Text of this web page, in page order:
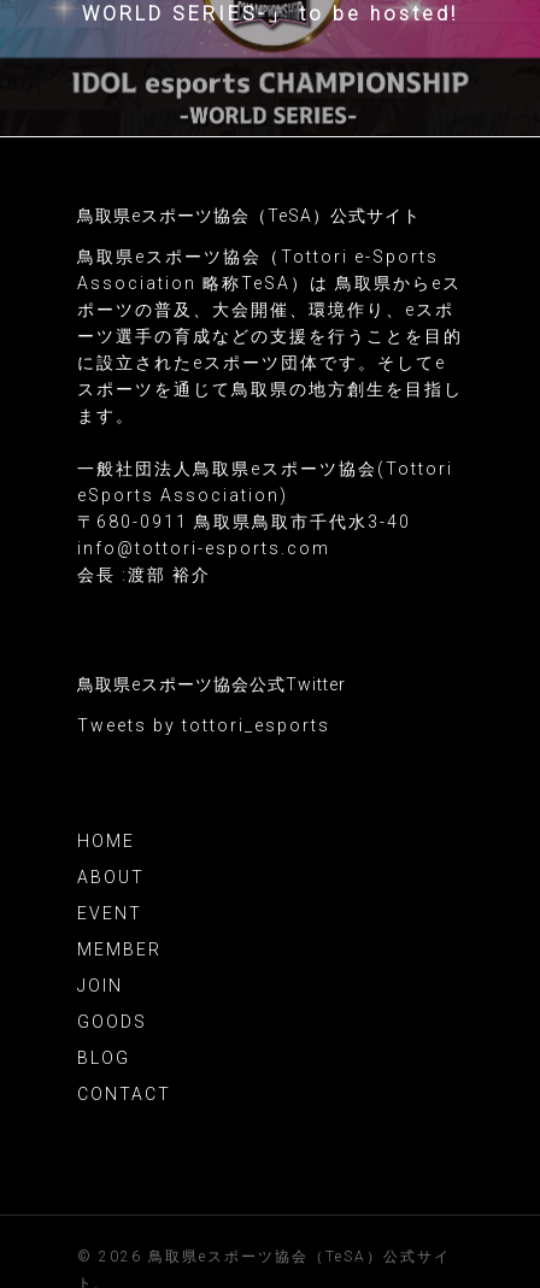
WORLD SERIES-」 to be hosted!
鳥取県eスポーツ協会（TeSA）公式サイト
鳥取県eスポーツ協会（Tottori e-Sports
Association 略称TeSA）は 鳥取県からeス
ポーツの普及、大会開催、環境作り、eスポ
ーツ選手の育成などの支援を行うことを目的
に設立されたeスポーツ団体です。そしてe
スポーツを通じて鳥取県の地方創生を目指し
ます。
一般社団法人鳥取県eスポーツ協会(Tottori
eSports Association)
〒680-0911 鳥取県鳥取市千代水3-40
info@tottori-esports.com
会長 :渡部 裕介
鳥取県eスポーツ協会公式Twitter
Tweets by tottori_esports
HOME
ABOUT
EVENT
MEMBER
JOIN
GOODS
BLOG
CONTACT
© 2026 鳥取県eスポーツ協会（TeSA）公式サイ
ト.